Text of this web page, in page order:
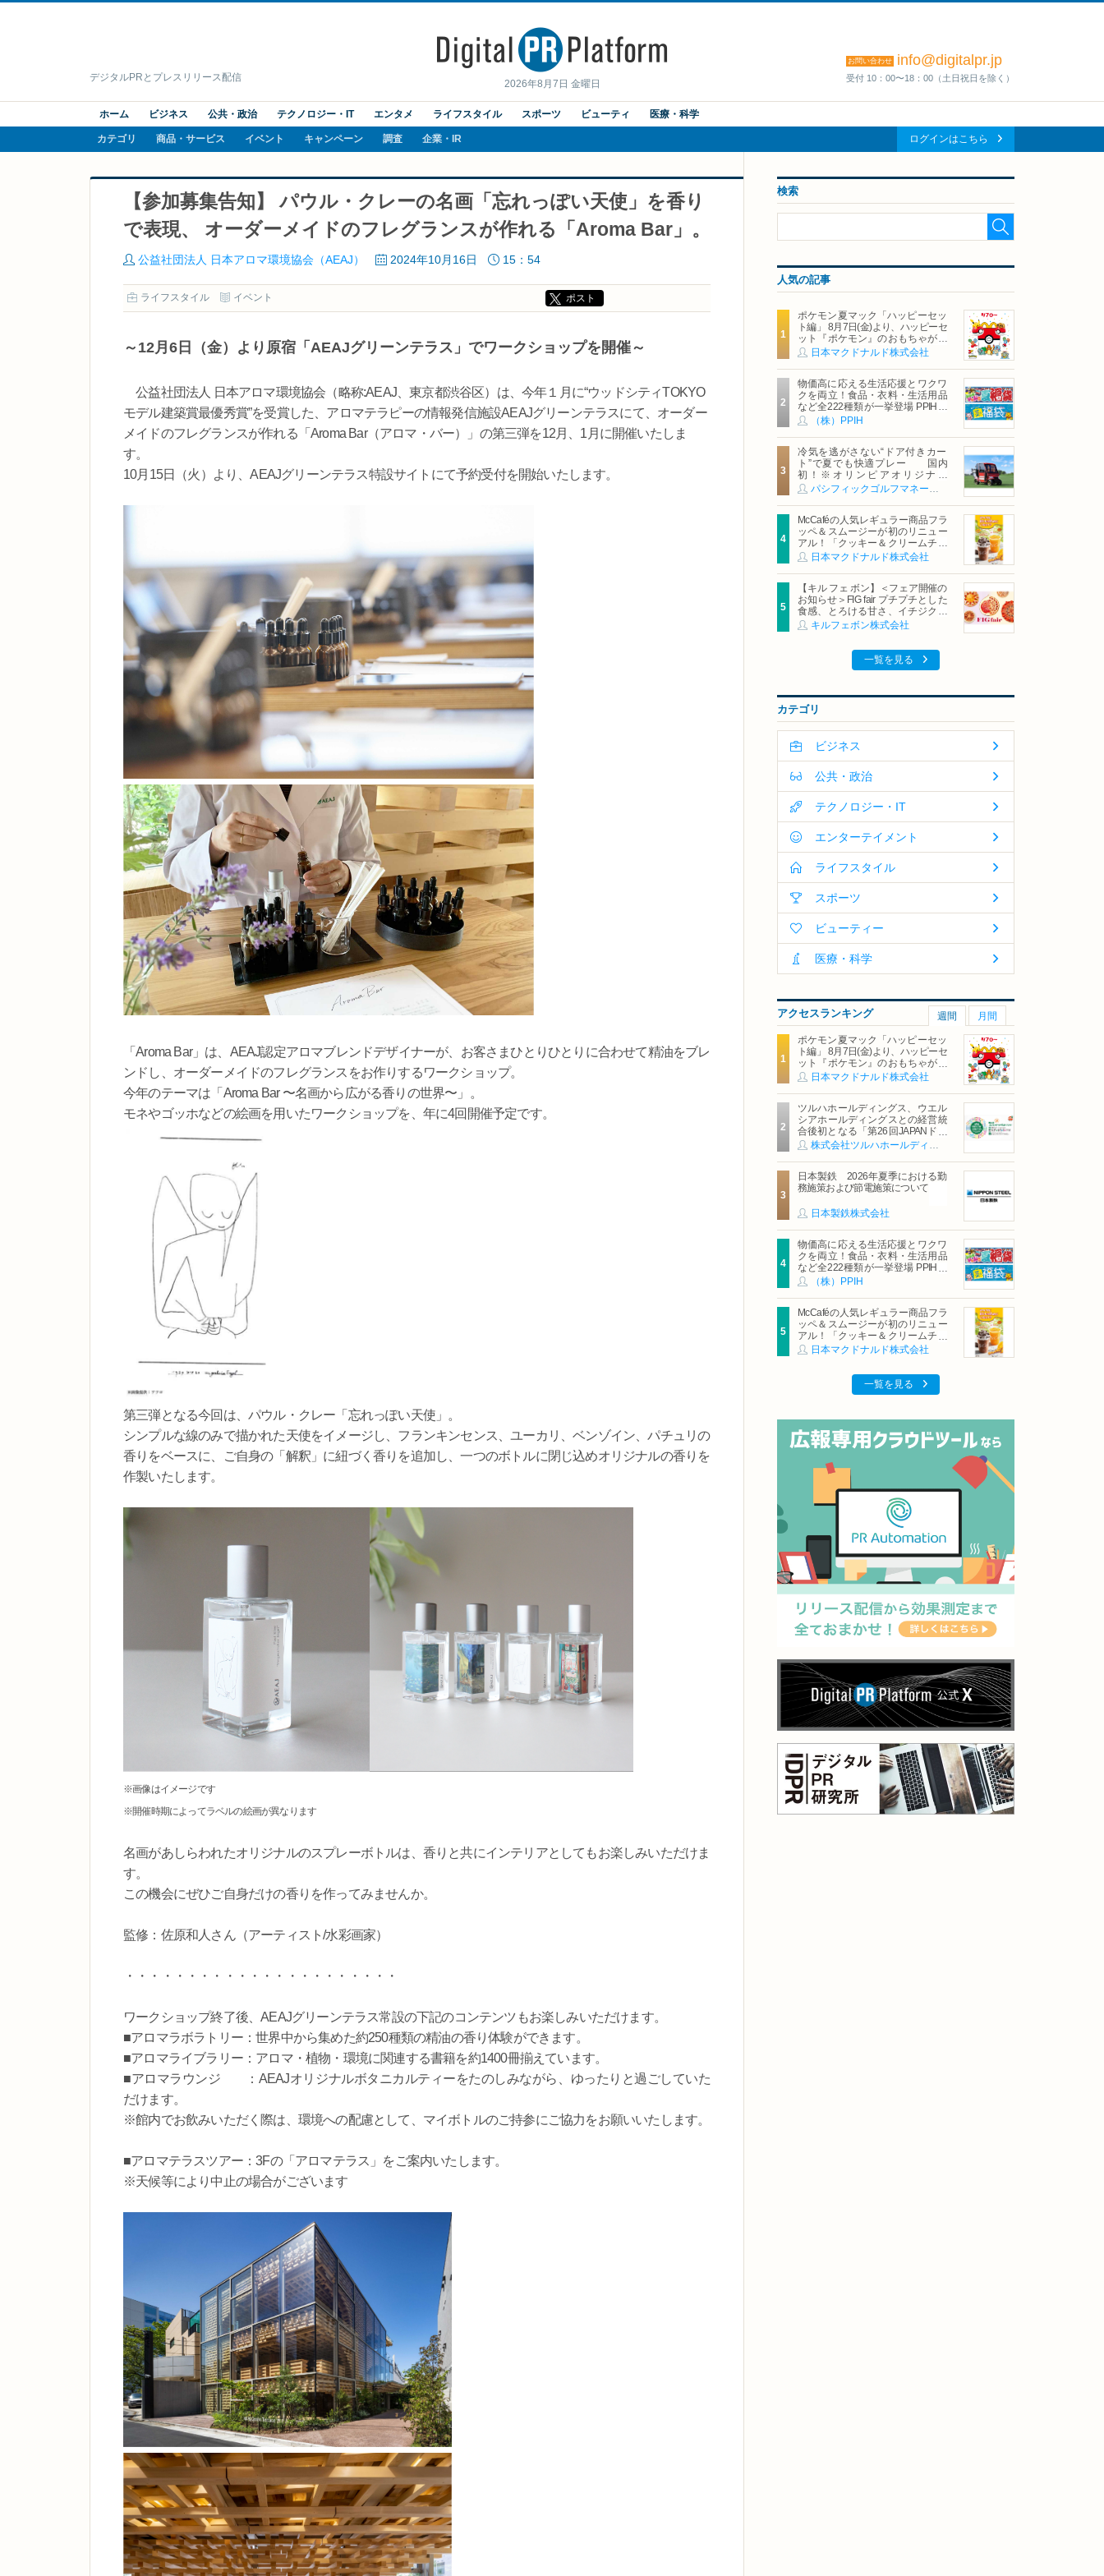
2026年8月7日 金曜日
デジタルPRとプレスリリース配信
お問い合わせ info@digitalpr.jp
受付 10：00〜18：00（土日祝日を除く）
ホーム ビジネス 公共・政治 テクノロジー・IT エンタメ ライフスタイル スポーツ ビューティ 医療・科学
カテゴリ 商品・サービス イベント キャンペーン 調査 企業・IR ログインはこちら
【参加募集告知】 パウル・クレーの名画「忘れっぽい天使」を香り
で表現、 オーダーメイドのフレグランスが作れる「Aroma Bar」。
公益社団法人 日本アロマ環境協会（AEAJ） 2024年10月16日 15：54
ライフスタイル イベント ポスト
～12月6日（金）より原宿「AEAJグリーンテラス」でワークショップを開催～
公益社団法人 日本アロマ環境協会（略称:AEAJ、東京都渋谷区）は、今年１月に“ウッドシティTOKYO
モデル建築賞最優秀賞”を受賞した、アロマテラピーの情報発信施設AEAJグリーンテラスにて、オーダー
メイドのフレグランスが作れる「Aroma Bar（アロマ・バー）」の第三弾を12月、1月に開催いたしま
す。
10月15日（火）より、AEAJグリーンテラス特設サイトにて予約受付を開始いたします。
「Aroma Bar」は、AEAJ認定アロマブレンドデザイナーが、お客さまひとりひとりに合わせて精油をブレ
ンドし、オーダーメイドのフレグランスをお作りするワークショップ。
今年のテーマは「Aroma Bar 〜名画から広がる香りの世界〜」。
モネやゴッホなどの絵画を用いたワークショップを、年に4回開催予定です。
第三弾となる今回は、パウル・クレー「忘れっぽい天使」。
シンプルな線のみで描かれた天使をイメージし、フランキンセンス、ユーカリ、ベンゾイン、パチュリの
香りをベースに、ご自身の「解釈」に紐づく香りを追加し、一つのボトルに閉じ込めオリジナルの香りを
作製いたします。
※画像はイメージです
※開催時期によってラベルの絵画が異なります
名画があしらわれたオリジナルのスプレーボトルは、香りと共にインテリアとしてもお楽しみいただけま
す。
この機会にぜひご自身だけの香りを作ってみませんか。
監修：佐原和人さん（アーティスト/水彩画家）
・・・・・・・・・・・・・・・・・・・・・・
ワークショップ終了後、AEAJグリーンテラス常設の下記のコンテンツもお楽しみいただけます。
■アロマラボラトリー：世界中から集めた約250種類の精油の香り体験ができます。
■アロマライブラリー：アロマ・植物・環境に関連する書籍を約1400冊揃えています。
■アロマラウンジ ：AEAJオリジナルボタニカルティーをたのしみながら、ゆったりと過ごしていた
だけます。
※館内でお飲みいただく際は、環境への配慮として、マイボトルのご持参にご協力をお願いいたします。
■アロマテラスツアー：3Fの「アロマテラス」をご案内いたします。
※天候等により中止の場合がございます
検索
人気の記事
ポケモン夏マック「ハッピーセッ
ト編」 8月7日(金)より、ハッピーセ
ット『ポケモン』のおもちゃが期
間限定登場
日本マクドナルド株式会社
物価高に応える生活応援とワクワ
クを両立！食品・衣料・生活用品
など全222種類が一挙登場 PPIHグ
ループ「夏福袋」＆セール 8月6日
(木)より順次スタート
（株）PPIH
冷気を逃がさない“ドア付きカー
ト”で夏でも快適プレー 国内
初！※オリンピアオリジナル
「AirCon Cart（エアコンカー
ト）」導入 | ＰＧＭ
McCaféの人気レギュラー商品フラ
ッペ＆スムージーが初のリニュー
アル！「クッキー＆クリームチョ
コフラッペ」「マンゴースムージ
ー」8月5日（水）から販売開始
日本マクドナルド株式会社
【キル フェ ボン】＜フェア開催の
お知らせ＞FIG fair プチプチとした
食感、とろける甘さ、イチジクの
魅力をたっぷりと。新作を含め、
イチジク尽くしの全4種が登場8月
キルフェボン株式会社
一覧を見る
カテゴリ
ビジネス
公共・政治
テクノロジー・IT
エンターテイメント
ライフスタイル
スポーツ
ビューティー
医療・科学
アクセスランキング 週間 月間
ポケモン夏マック「ハッピーセッ
ト編」 8月7日(金)より、ハッピーセ
ット『ポケモン』のおもちゃが期
間限定登場
日本マクドナルド株式会社
ツルハホールディングス、ウエル
シアホールディングスとの経営統
合後初となる「第26回JAPANドラ
ッグストアショー」に出展
株式会社ツルハホールディングス
日本製鉄 2026年夏季における勤
務施策および節電施策について
日本製鉄株式会社
物価高に応える生活応援とワクワ
クを両立！食品・衣料・生活用品
など全222種類が一挙登場 PPIHグ
ループ「夏福袋」＆セール 8月6日
（株）PPIH
McCaféの人気レギュラー商品フラ
ッペ＆スムージーが初のリニュー
アル！「クッキー＆クリームチョ
コフラッペ」「マンゴースムージ
日本マクドナルド株式会社
一覧を見る